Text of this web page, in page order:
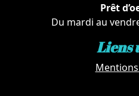
Prêt
Du mardi au
Liens